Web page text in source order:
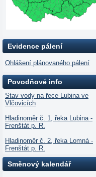
Evidence pálení
Ohlášení plánovaného pálení
Povodňové info
Stav vody na řece Lubina ve
Vlčovicích
Hladinoměr č. 1, řeka Lubina -
Frenštát p. R.
Hladinoměr č. 2, řeka Lomná -
Frenštát p. R.
Směnový kalendář